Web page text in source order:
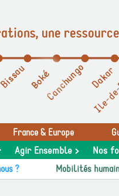
une
France & Europe
Agir Ensemble > Nos
? Mobilités